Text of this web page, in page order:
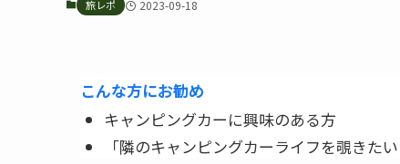
旅レポ 2023-09-18
こんな方にお勧め
キャンピングカーに興味のある方
「隣のキャンピングカーライフを覗きた